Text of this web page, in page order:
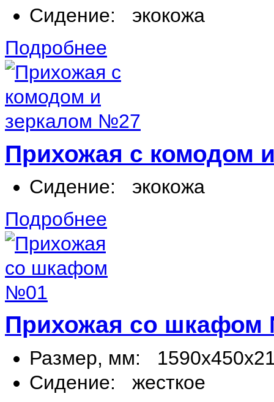
Сидение:
экокожа
Подробнее
Прихожая с комодом
Сидение:
экокожа
Подробнее
Прихожая со
Размер, мм:
Сидение:
жесткое